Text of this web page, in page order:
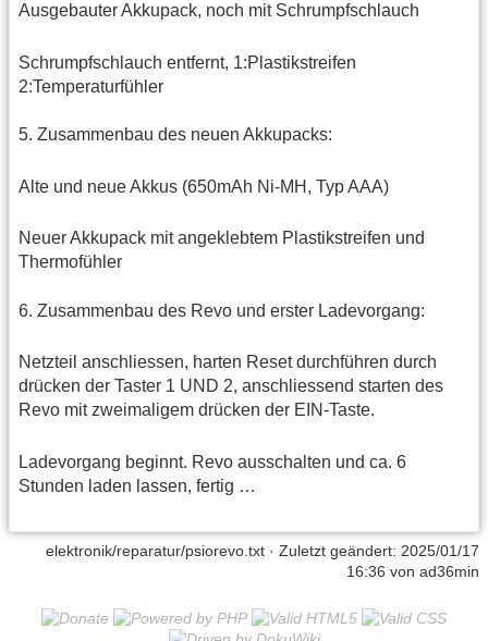
Ausgebauter Akkupack, noch mit Schrumpfschlauch
Schrumpfschlauch entfernt, 1:Plastikstreifen
2:Temperaturfühler
5. Zusammenbau des neuen Akkupacks:
Alte und neue Akkus (650mAh Ni-MH, Typ AAA)
Neuer Akkupack mit angeklebtem Plastikstreifen und
Thermofühler
6. Zusammenbau des Revo und erster Ladevorgang:
Netzteil anschliessen, harten Reset durchführen durch
drücken der Taster 1 UND 2, anschliessend starten des
Revo mit zweimaligem drücken der EIN-Taste.
Ladevorgang beginnt. Revo ausschalten und ca. 6
Stunden laden lassen, fertig …
elektronik/reparatur/psiorevo.txt · Zuletzt geändert: 2025/01/17
16:36 von ad36min